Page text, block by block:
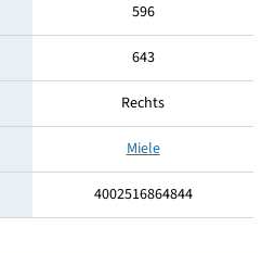
596
643
Rechts
Miele
4002516864844